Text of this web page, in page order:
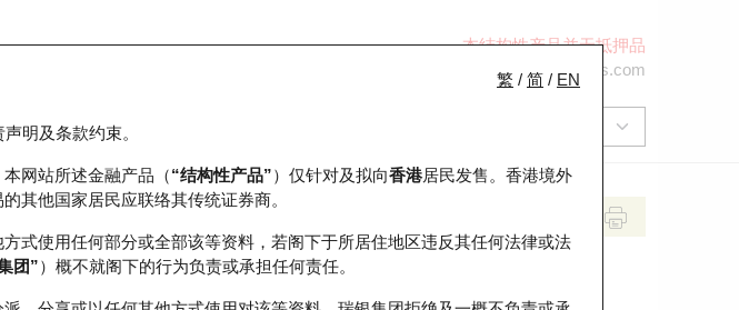
本结构性产品并无抵押品
ol-hkwarrants@ubs.com
室
繁 / 简 / EN
明及条款约束。
网站所述金融产品（“结构性产品”）仅针对及拟向香港居民发售。香港境外
其他国家居民应联络其传统证券商。
式使用任何部分或全部该等资料，若阁下于所居住地区违反其任何法律或法
团”）概不就阁下的行为负责或承担任何责任。